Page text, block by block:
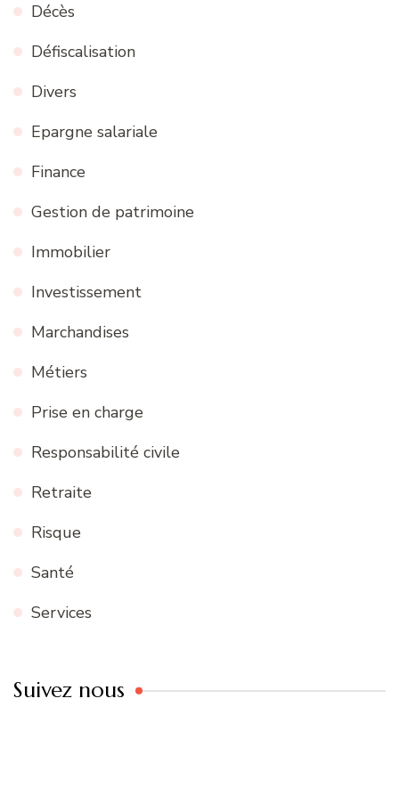
Décès
Défiscalisation
Divers
Epargne salariale
Finance
Gestion de patrimoine
Immobilier
Investissement
Marchandises
Métiers
Prise en charge
Responsabilité civile
Retraite
Risque
Santé
Services
Suivez nous